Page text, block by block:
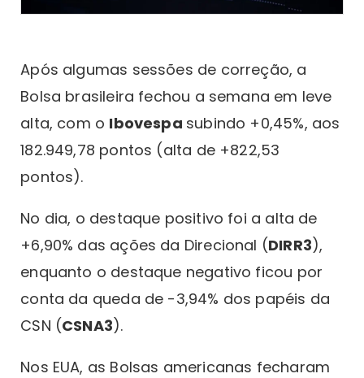
Após algumas sessões de correção, a
Bolsa brasileira fechou a semana em leve
alta, com o Ibovespa subindo +0,45%, aos
182.949,78 pontos (alta de +822,53
pontos).
No dia, o destaque positivo foi a alta de
+6,90% das ações da Direcional (DIRR3),
enquanto o destaque negativo ficou por
conta da queda de -3,94% dos papéis da
CSN (CSNA3).
Nos EUA, as Bolsas americanas fecharam